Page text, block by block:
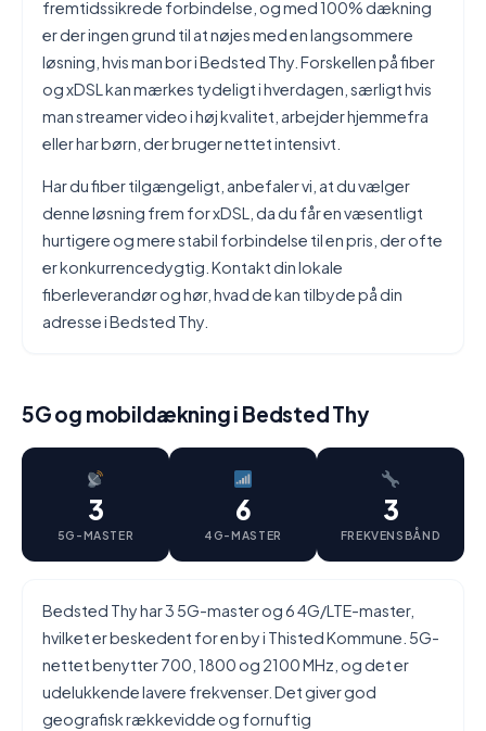
fremtidssikrede forbindelse, og med 100% dækning
er der ingen grund til at nøjes med en langsommere
løsning, hvis man bor i Bedsted Thy. Forskellen på fiber
og xDSL kan mærkes tydeligt i hverdagen, særligt hvis
man streamer video i høj kvalitet, arbejder hjemmefra
eller har børn, der bruger nettet intensivt.
Har du fiber tilgængeligt, anbefaler vi, at du vælger
denne løsning frem for xDSL, da du får en væsentligt
hurtigere og mere stabil forbindelse til en pris, der ofte
er konkurrencedygtig. Kontakt din lokale
fiberleverandør og hør, hvad de kan tilbyde på din
adresse i Bedsted Thy.
5G og mobildækning i Bedsted Thy
3
5G-MASTER
6
4G-MASTER
3
FREKVENSBÅND
Bedsted Thy har 3 5G-master og 6 4G/LTE-master,
hvilket er beskedent for en by i Thisted Kommune. 5G-
nettet benytter 700, 1800 og 2100 MHz, og det er
udelukkende lavere frekvenser. Det giver god
geografisk rækkevidde og fornuftig